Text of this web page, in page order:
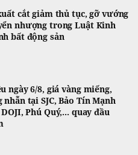
cắt giảm thủ tục, gỡ vướng
nhượng trong Luật Kinh
bất động sản
ngày 6/8, giá vàng miếng,
nhẫn tại SJC, Bảo Tín Mạnh
Phú Quý,... quay đầu